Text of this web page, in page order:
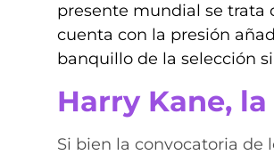
presente mundial se trata
cuenta con la presión
banquillo de la selección
Harry Kane,
Si bien la convocatoria de